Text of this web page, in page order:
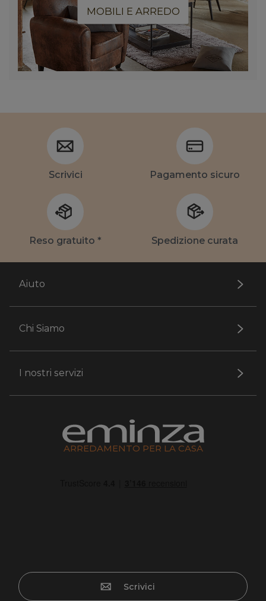
MOBILI E ARREDO
Scrivici Pagamento sicuro
Reso gratuito * Spedizione curata
Aiuto
Chi Siamo
I nostri servizi
ARREDAMENTO PER LA CASA
Scrivici